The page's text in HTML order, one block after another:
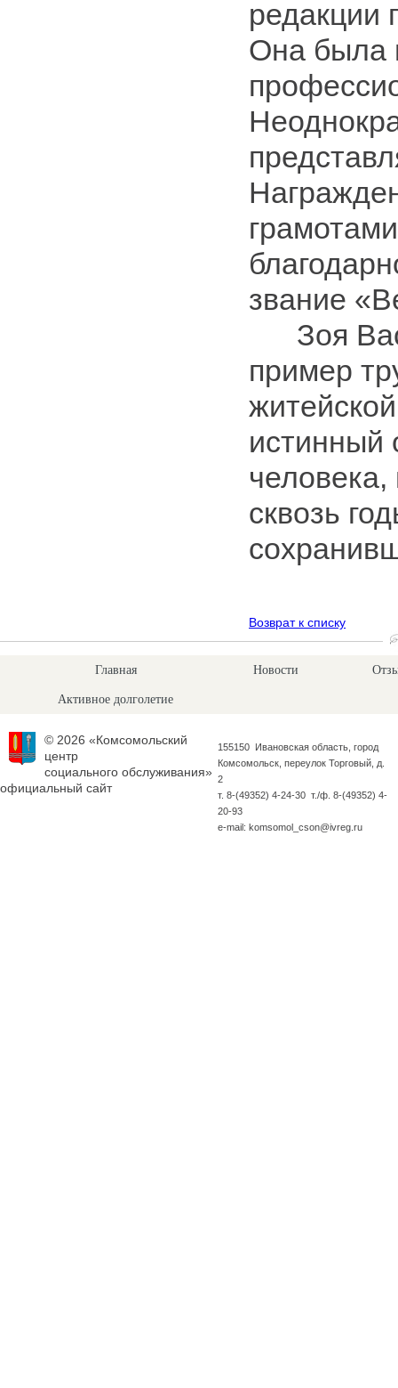
редакции
Она была
звание
Зоя
пример
истинный
сквозь
Возврат к списку
Главная Новости
Активное долголетие
© 2026 «Комсомольский
центр
социального обслуживания»
официальный сайт
155150 Ивановская область, город
Комсомольск, переулок Торговый, д.
2
т. 8-(49352) 4-24-30 т./ф. 8-(49352) 4-
20-93
e-mail: komsomol_cson@ivreg.ru